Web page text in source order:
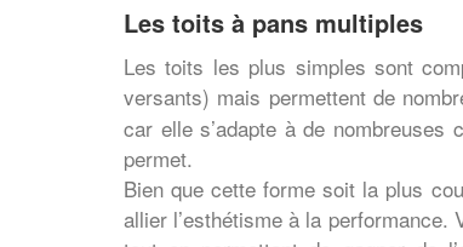
Les toits à pans multiples
Les toits les plus simples sont
versants) mais permettent de
car elle s’adapte à de
permet.
Bien que cette forme soit la plus
allier l’esthétisme à la